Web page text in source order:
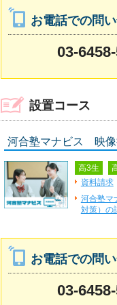
お電話での問
03-
設置コース
河合塾マナビス 映像
高3生
資料請求
河合塾
対策）の
お電話での問
03-